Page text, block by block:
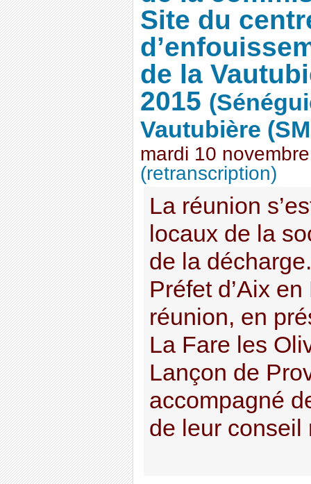
Site du
de la
2015
Vautubière
mardi 10
(retranscription)
La réunion
locaux de la
de la
Préfet d’Aix
réunion, en
La Fare les
Lançon de
accompagné
de leur conseil